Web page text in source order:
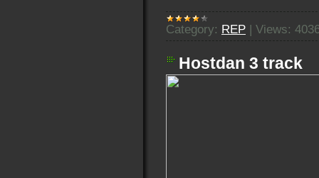
Category: REP | Views:
Hostdan 3 track